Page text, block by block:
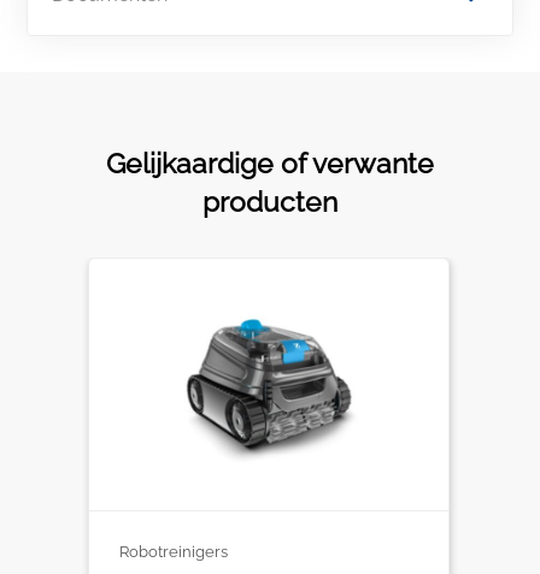
Gelijkaardige of verwante
producten
Robotreinigers